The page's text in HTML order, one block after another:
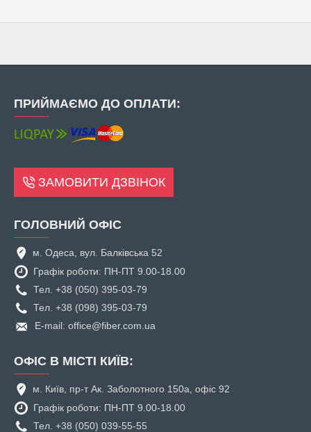
ПРИЙМАЄМО ДО ОПЛАТИ:
ЗАМОВИТИ ДЗВІНОК
ГОЛОВНИЙ ОФІС
м. Одеса, вул. Балківська 52
Графік роботи: ПН-ПТ 9.00-18.00
Тел. +38 (050) 395-03-79
Тел. +38 (098) 395-03-79
E-mail: office@fiber.com.ua
ОФІС В МІСТІ КИЇВ:
м. Київ, пр-т Ак. Заболотного 150а, офіс 92
Графік роботи: ПН-ПТ 9.00-18.00
Тел. +38 (050) 039-55-55